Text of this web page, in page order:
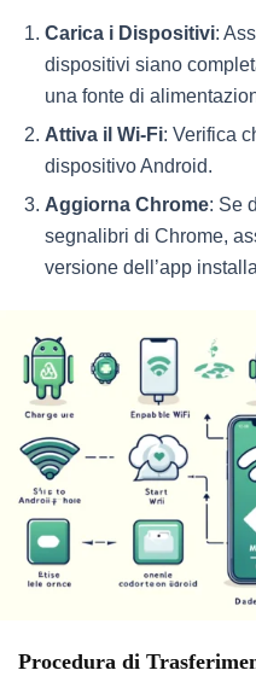
Carica i Dispositivi:
dispositivi siano
una fonte di
Attiva il Wi-Fi: Verifica
dispositivo Android.
Aggiorna Chrome: Se
segnalibri di Chrome,
versione dell’app
Procedura di